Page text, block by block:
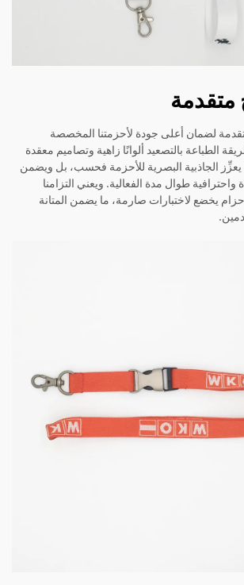
متقدمة
لضمان أعلى جودة لأحزمتنا المخصصة
الطباعة بالتصعيد ألوانًا زاهية وتصاميم معقدة
يعزِّز الجاذبية البصرية للأحزمة فحسب، بل ويضمن
طوال مدة الفعالية. ويعني التزامنا
يخضع لاختبارات صارمة، ما يضمن المتانة